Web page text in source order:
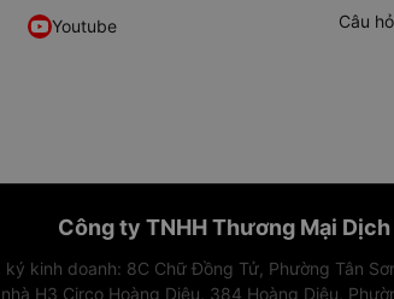
Youtube
Câu
Công ty TNHH Thương Mại
kinh doanh: 8C Chữ Đồng Tử, Phường Tân
H3 Circo Hoàng Diệu, 384 Hoàng Diệu,